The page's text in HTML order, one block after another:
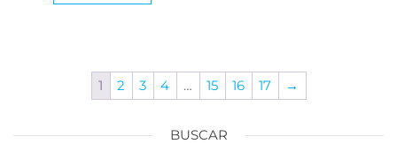
1 2 3 4 … 15 16 17 →
BUSCAR